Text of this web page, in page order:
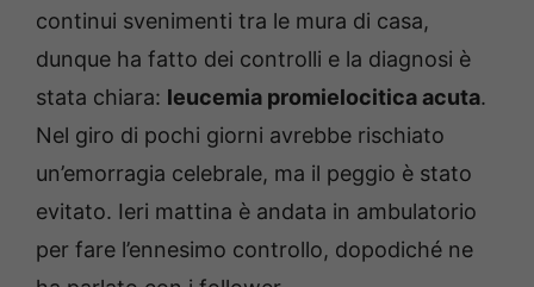
continui svenimenti tra le mura di casa,
dunque ha fatto dei controlli e la diagnosi è
stata chiara: leucemia promielocitica acuta.
Nel giro di pochi giorni avrebbe rischiato
un’emorragia celebrale, ma il peggio è stato
evitato. Ieri mattina è andata in ambulatorio
per fare l’ennesimo controllo, dopodiché ne